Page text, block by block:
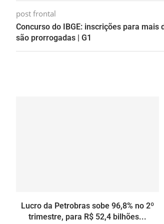
post frontal
Concurso do IBGE: inscrições para mais
são prorrogadas | G1
Lucro da Petrobras sobe 96,8% no 2º
trimestre, para R$ 52,4 bilhões...